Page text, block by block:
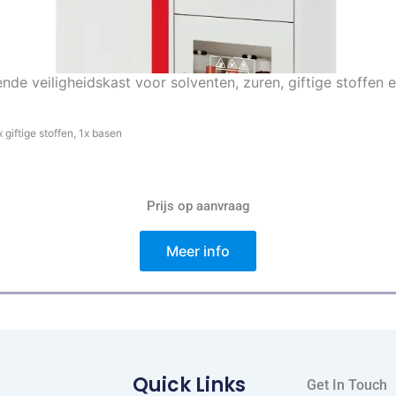
veiligheidskast voor solventen, zuren, giftige stoffen
giftige stoffen, 1x basen
Prijs op aanvraag
Meer info
Quick Links Get In Touch